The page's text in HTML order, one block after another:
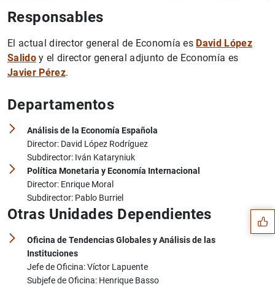
Responsables
El actual director general de Economía es David López
Salidoy el director general adjunto de Economía es
Javier Pérez.
Departamentos
Análisis de la Economía Española
Director: David López Rodríguez
Subdirector: Iván Kataryniuk
Política Monetaria y Economía Internacional
Director: Enrique Moral
Subdirector: Pablo Burriel
Otras Unidades Dependientes
Oficina de Tendencias Globales y Análisis de las
Instituciones
Jefe de Oficina: Víctor Lapuente
Subjefe de Oficina: Henrique Basso
Sugerencias